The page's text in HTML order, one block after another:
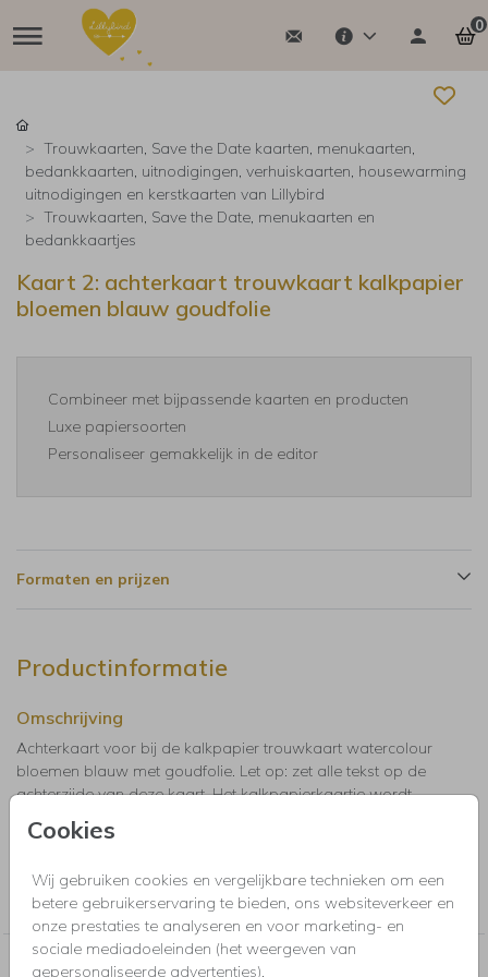
0
Cookies
Wij gebruiken cookies en vergelijkbare technieken om een
betere gebruikerservaring te bieden, ons websiteverkeer en
onze prestaties te analyseren en voor marketing- en
sociale mediadoeleinden (het weergeven van
gepersonaliseerde advertenties).
Trouwkaarten, Save the Date kaarten, menukaarten,
bedankkaarten, uitnodigingen, verhuiskaarten, housewarming
uitnodigingen en kerstkaarten van Lillybird
Trouwkaarten, Save the Date, menukaarten en
bedankkaartjes
Kaart 2: achterkaart trouwkaart kalkpapier
bloemen blauw goudfolie
Combineer met bijpassende kaarten en producten
Luxe papiersoorten
Personaliseer gemakkelijk in de editor
Formaten en prijzen
Productinformatie
Omschrijving
Achterkaart voor bij de kalkpapier trouwkaart watercolour
bloemen blauw met goudfolie. Let op: zet alle tekst op de
achter­zijde van deze kaart. Het kalk­papierkaartje wordt
namelijk op de voorzijde van deze kaart bevestigd.
Collectie
Trouwkaarten, Save the Date, menukaarten en bedankkaartjes